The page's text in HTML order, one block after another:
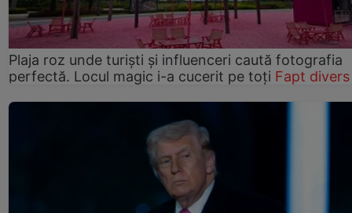
Plaja roz unde turiști și influenceri caută fotografia
perfectă. Locul magic i-a cucerit pe toți Fapt divers